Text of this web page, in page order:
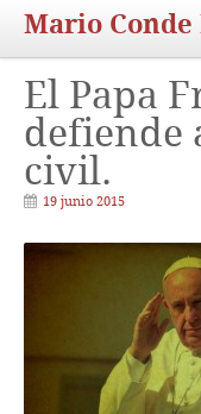
Mario Conde
El Papa
defiende
civil.
19 junio 2015